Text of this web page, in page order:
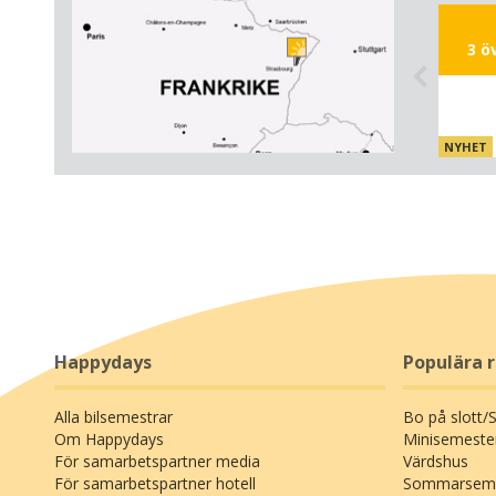
lika
sina
hus
tronar
3
NYHET
Happydays
Alla bilsemestrar
Om Happydays
För samarbetspartner media
För samarbetspartner hotell
Populära
Bo på slott/
Värdshus